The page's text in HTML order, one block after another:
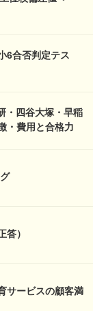
6合否判定テス
・四谷大塚・早稲
・費用と合格力
）
サービスの顧客満